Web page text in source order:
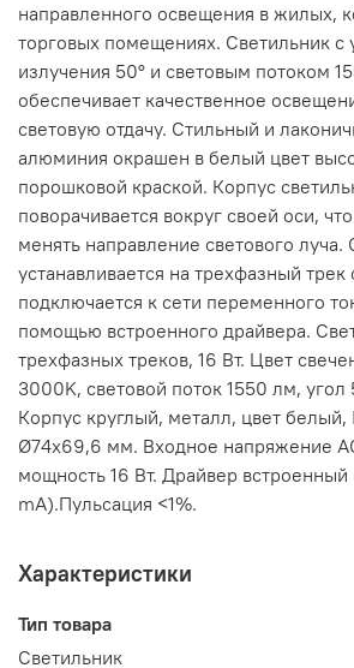
направленного освещения в жилых,
торговых помещениях. Светильник с
излучения 50° и световым потоком
обеспечивает качественное
световую отдачу. Стильный и
алюминия окрашен в белый цвет
порошковой краской. Корпус
поворачивается вокруг своей оси,
менять направление светового луча.
устанавливается на трехфазный трек
подключается к сети переменного
помощью встроенного драйвера.
трехфазных треков, 16 Вт. Цвет
3000K, световой поток 1550 лм, угол
Корпус круглый, металл, цвет
Ø74x69,6 мм. Входное напряжение
мощность 16 Вт. Драйвер
mA).Пульсация <1%.
Характеристики
Тип товара
Светильник